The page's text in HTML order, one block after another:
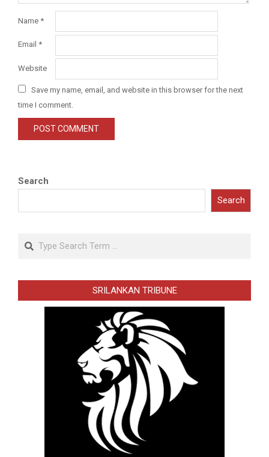
Name *
Email *
Website
Save my name, email, and website in this browser for the next
time I comment.
Search
Search
Search
SRILANKAN TRIBUNE